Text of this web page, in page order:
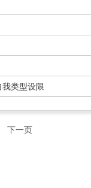
类型设限
下一页